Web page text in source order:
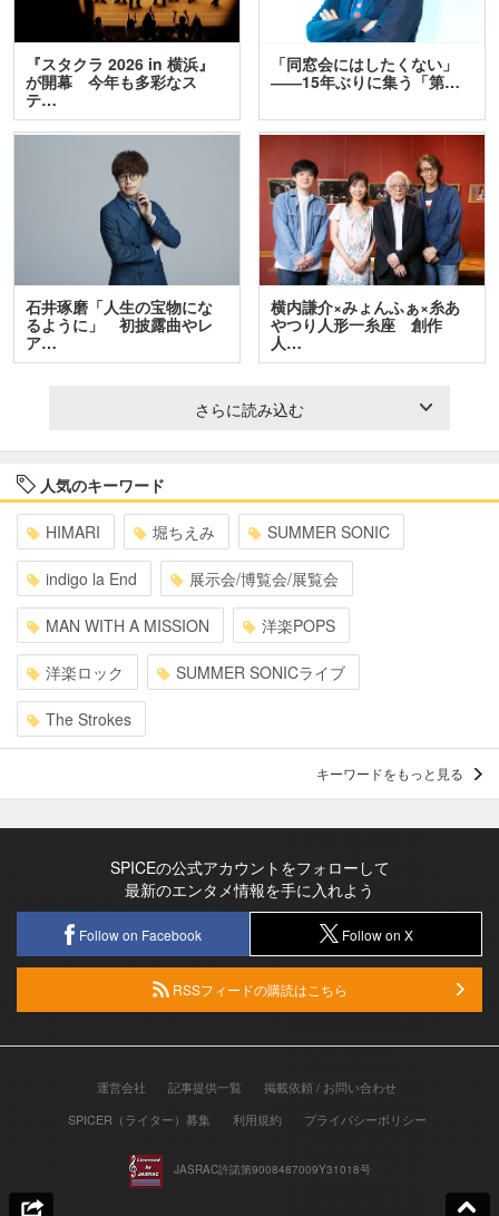
『スタクラ 2026 in 横浜』
が開幕 今年も多彩なス
テ…
「同窓会にはしたくない」
――15年ぶりに集う「第…
石井琢磨「人生の宝物にな
るように」 初披露曲やレ
ア…
横内謙介×みょんふぁ×糸あ
やつり人形一糸座 創作
人…
さらに読み込む
人気のキーワード
HIMARI 堀ちえみ SUMMER SONIC
indigo la End 展示会/博覧会/展覧会
MAN WITH A MISSION 洋楽POPS
洋楽ロック SUMMER SONICライブ
The Strokes
キーワードをもっと見る
SPICEの公式アカウントをフォローして
最新のエンタメ情報を手に入れよう
Follow on Facebook Follow on X
RSSフィードの購読はこちら
運営会社 記事提供一覧
掲載依頼 / お問い合わせ
SPICER（ライター）募集
利用規約 プライバシーポリシー
JASRAC許諾第9008487009Y31018号